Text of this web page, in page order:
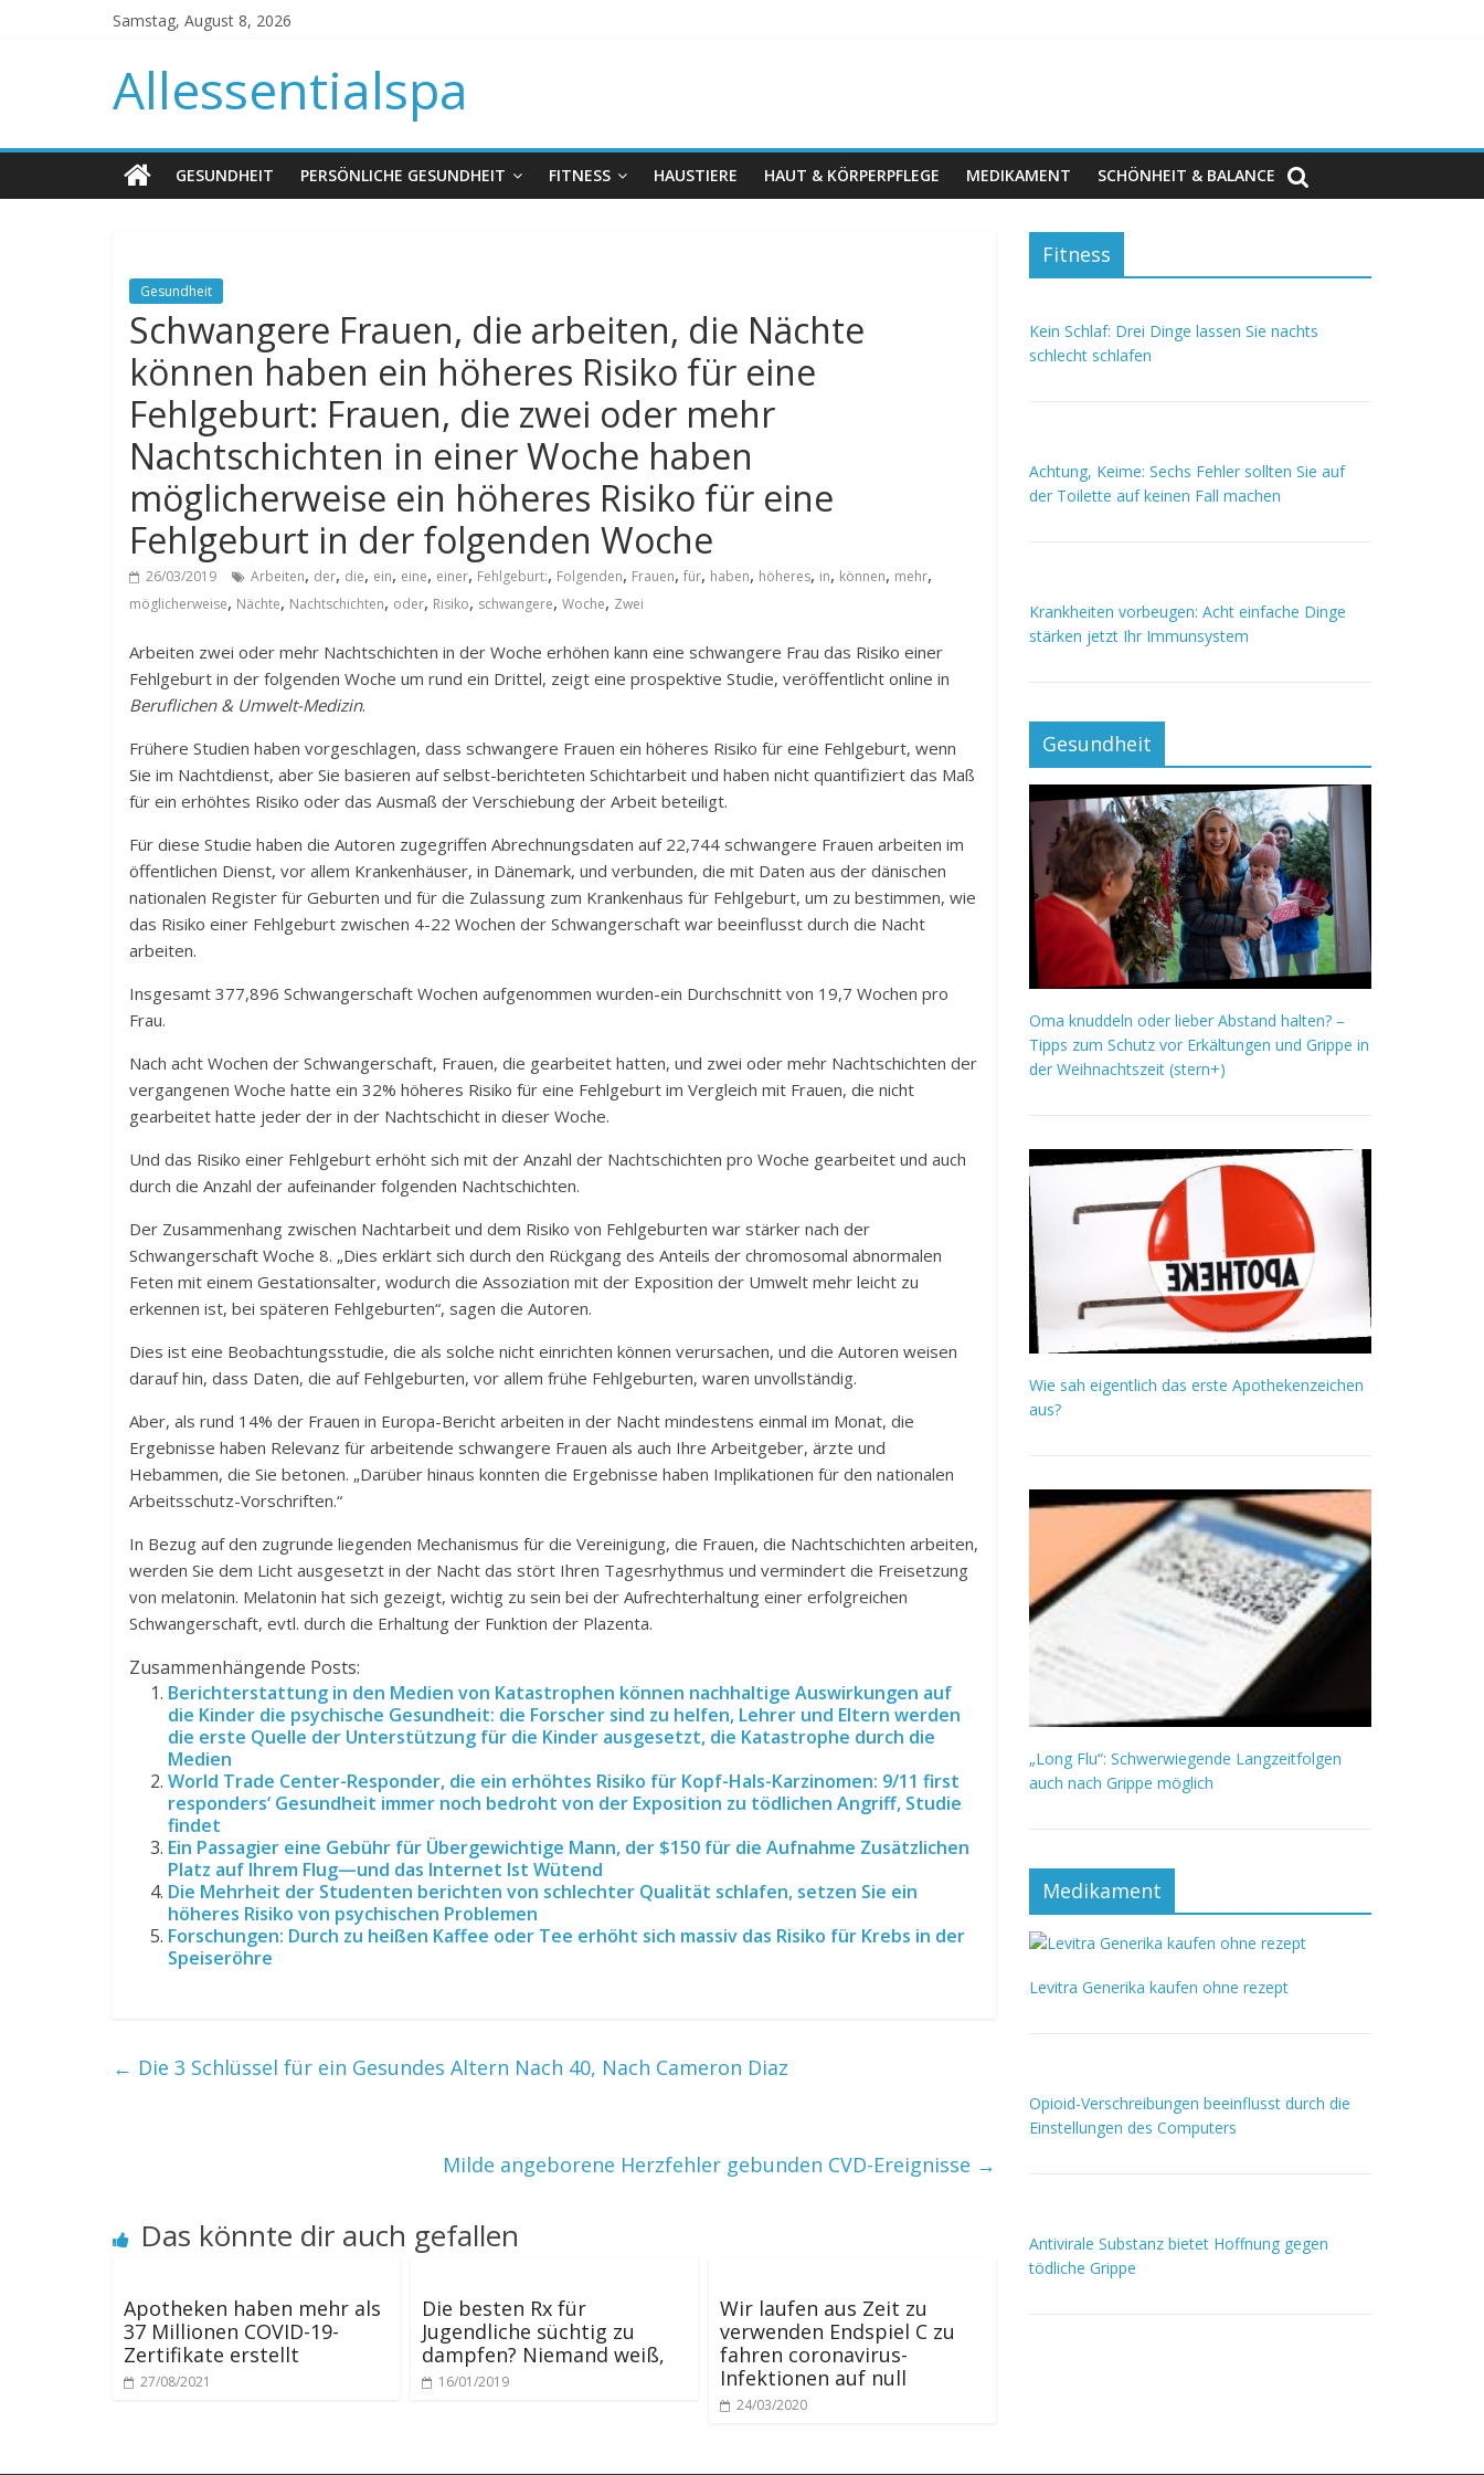
Samstag, August 8, 2026
Allessentialspa
GESUNDHEIT PERSÖNLICHE GESUNDHEIT FITNESS HAUSTIERE HAUT & KÖRPERPFLEGE MEDIKAMENT SCHÖNHEIT & BALANCE
Gesundheit
Schwangere Frauen, die arbeiten, die Nächte
können haben ein höheres Risiko für eine
Fehlgeburt: Frauen, die zwei oder mehr
Nachtschichten in einer Woche haben
möglicherweise ein höheres Risiko für eine
Fehlgeburt in der folgenden Woche
26/03/2019 Arbeiten, der, die, ein, eine, einer, Fehlgeburt:, Folgenden, Frauen, für, haben, höheres, in, können, mehr,
möglicherweise, Nächte, Nachtschichten, oder, Risiko, schwangere, Woche, Zwei
Arbeiten zwei oder mehr Nachtschichten in der Woche erhöhen kann eine schwangere Frau das Risiko einer
Fehlgeburt in der folgenden Woche um rund ein Drittel, zeigt eine prospektive Studie, veröffentlicht online in
Beruflichen & Umwelt-Medizin.
Frühere Studien haben vorgeschlagen, dass schwangere Frauen ein höheres Risiko für eine Fehlgeburt, wenn
Sie im Nachtdienst, aber Sie basieren auf selbst-berichteten Schichtarbeit und haben nicht quantifiziert das Maß
für ein erhöhtes Risiko oder das Ausmaß der Verschiebung der Arbeit beteiligt.
Für diese Studie haben die Autoren zugegriffen Abrechnungsdaten auf 22,744 schwangere Frauen arbeiten im
öffentlichen Dienst, vor allem Krankenhäuser, in Dänemark, und verbunden, die mit Daten aus der dänischen
nationalen Register für Geburten und für die Zulassung zum Krankenhaus für Fehlgeburt, um zu bestimmen, wie
das Risiko einer Fehlgeburt zwischen 4-22 Wochen der Schwangerschaft war beeinflusst durch die Nacht
arbeiten.
Insgesamt 377,896 Schwangerschaft Wochen aufgenommen wurden-ein Durchschnitt von 19,7 Wochen pro
Frau.
Nach acht Wochen der Schwangerschaft, Frauen, die gearbeitet hatten, und zwei oder mehr Nachtschichten der
vergangenen Woche hatte ein 32% höheres Risiko für eine Fehlgeburt im Vergleich mit Frauen, die nicht
gearbeitet hatte jeder der in der Nachtschicht in dieser Woche.
Und das Risiko einer Fehlgeburt erhöht sich mit der Anzahl der Nachtschichten pro Woche gearbeitet und auch
durch die Anzahl der aufeinander folgenden Nachtschichten.
Der Zusammenhang zwischen Nachtarbeit und dem Risiko von Fehlgeburten war stärker nach der
Schwangerschaft Woche 8. „Dies erklärt sich durch den Rückgang des Anteils der chromosomal abnormalen
Feten mit einem Gestationsalter, wodurch die Assoziation mit der Exposition der Umwelt mehr leicht zu
erkennen ist, bei späteren Fehlgeburten“, sagen die Autoren.
Dies ist eine Beobachtungsstudie, die als solche nicht einrichten können verursachen, und die Autoren weisen
darauf hin, dass Daten, die auf Fehlgeburten, vor allem frühe Fehlgeburten, waren unvollständig.
Aber, als rund 14% der Frauen in Europa-Bericht arbeiten in der Nacht mindestens einmal im Monat, die
Ergebnisse haben Relevanz für arbeitende schwangere Frauen als auch Ihre Arbeitgeber, ärzte und
Hebammen, die Sie betonen. „Darüber hinaus konnten die Ergebnisse haben Implikationen für den nationalen
Arbeitsschutz-Vorschriften.“
In Bezug auf den zugrunde liegenden Mechanismus für die Vereinigung, die Frauen, die Nachtschichten arbeiten,
werden Sie dem Licht ausgesetzt in der Nacht das stört Ihren Tagesrhythmus und vermindert die Freisetzung
von melatonin. Melatonin hat sich gezeigt, wichtig zu sein bei der Aufrechterhaltung einer erfolgreichen
Schwangerschaft, evtl. durch die Erhaltung der Funktion der Plazenta.
Zusammenhängende Posts:
Berichterstattung in den Medien von Katastrophen können nachhaltige Auswirkungen auf
die Kinder die psychische Gesundheit: die Forscher sind zu helfen, Lehrer und Eltern werden
die erste Quelle der Unterstützung für die Kinder ausgesetzt, die Katastrophe durch die
Medien
World Trade Center-Responder, die ein erhöhtes Risiko für Kopf-Hals-Karzinomen: 9/11 first
responders‘ Gesundheit immer noch bedroht von der Exposition zu tödlichen Angriff, Studie
findet
Ein Passagier eine Gebühr für Übergewichtige Mann, der $150 für die Aufnahme Zusätzlichen
Platz auf Ihrem Flug—und das Internet Ist Wütend
Die Mehrheit der Studenten berichten von schlechter Qualität schlafen, setzen Sie ein
höheres Risiko von psychischen Problemen
Forschungen: Durch zu heißen Kaffee oder Tee erhöht sich massiv das Risiko für Krebs in der
Speiseröhre
← Die 3 Schlüssel für ein Gesundes Altern Nach 40, Nach Cameron Diaz
Milde angeborene Herzfehler gebunden CVD-Ereignisse →
Das könnte dir auch gefallen
Apotheken haben mehr als
37 Millionen COVID-19-
Zertifikate erstellt
27/08/2021
Die besten Rx für
Jugendliche süchtig zu
dampfen? Niemand weiß,
16/01/2019
Wir laufen aus Zeit zu
verwenden Endspiel C zu
fahren coronavirus-
Infektionen auf null
24/03/2020
Fitness
Kein Schlaf: Drei Dinge lassen Sie nachts
schlecht schlafen
Achtung, Keime: Sechs Fehler sollten Sie auf
der Toilette auf keinen Fall machen
Krankheiten vorbeugen: Acht einfache Dinge
stärken jetzt Ihr Immunsystem
Gesundheit
Oma knuddeln oder lieber Abstand halten? –
Tipps zum Schutz vor Erkältungen und Grippe in
der Weihnachtszeit (stern+)
Wie sah eigentlich das erste Apothekenzeichen
aus?
„Long Flu“: Schwerwiegende Langzeitfolgen
auch nach Grippe möglich
Medikament
Levitra Generika kaufen ohne rezept
Opioid-Verschreibungen beeinflusst durch die
Einstellungen des Computers
Antivirale Substanz bietet Hoffnung gegen
tödliche Grippe